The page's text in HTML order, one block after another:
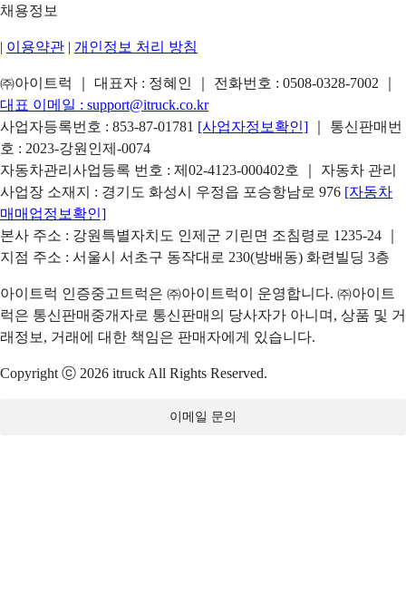
채용정보
| 이용약관 | 개인정보 처리 방침
㈜아이트럭 ｜ 대표자 : 정혜인 ｜ 전화번호 : 0508-0328-7002
대표 이메일 : support@itruck.co.kr
사업자등록번호 : 853-87-01781 [사업자정보확인]
｜ 통신판매번
호 : 2023-강원인제-0074
자동차관리사업등록 번호 : 제02-4123-000402호 ｜ 자동차 관리
사업장 소재지 : 경기도 화성시 우정읍 포승항남로 976 [자동차
매매업정보확인]
본사 주소 : 강원특별자치도 인제군 기린면 조침령로 1235-24 ｜
지점 주소 : 서울시 서초구 동작대로 230(방배동) 화련빌딩 3층
아이트럭 인증중고트럭은 ㈜아이트럭이 운영합니다. ㈜아이트
럭은 통신판매중개자로 통신판매의 당사자가 아니며, 상품 및 거
래정보, 거래에 대한 책임은 판매자에게 있습니다.
Copyright ⓒ 2026 itruck All Rights Reserved.
이메일 문의